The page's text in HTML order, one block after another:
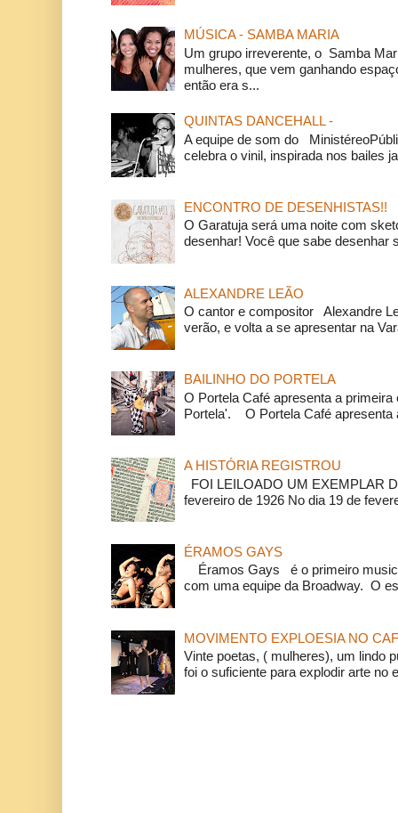
MÚSICA - SAMBA MARIA
Um grupo irreverente, o Samba
mulheres, que vem ganhando
então era s...
QUINTAS DANCEHALL -
A equipe de som do
celebra o vinil, inspirada nos bailes
ENCONTRO DE DESENHISTAS!!
O Garatuja será uma noite com
desenhar! Você que sabe desenhar
ALEXANDRE LEÃO
O cantor e compositor Alexandre
verão, e volta a se apresentar na
BAILINHO DO PORTELA
O Portela Café apresenta a
Portela'. O Portela Café apresenta
A HISTÓRIA REGISTROU
FOI LEILOADO UM EXEMPLAR
fevereiro de 1926 No dia 19 de
ÉRAMOS GAYS
Éramos Gays é o primeiro
com uma equipe da Broadway. O
MOVIMENTO EXPLOESIA NO
Vinte poetas, ( mulheres), um lindo
foi o suficiente para explodir arte no